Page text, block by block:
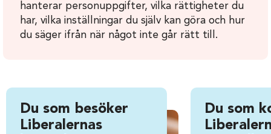
hanterar personuppgifter, vilka rättigheter du
har, vilka inställningar du själv kan göra och hur
du säger ifrån när något inte går rätt till.
Du som besöker
Liberalernas
Du som